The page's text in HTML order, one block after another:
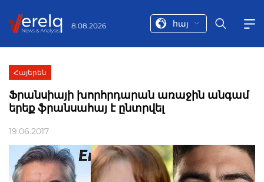
8.08.2026 հայ
Հայերեն
Ֆրանսիայի խորհրդարան առաջին անգամ
երեք ֆրանսահայ է ընտրվել
19.06.2017